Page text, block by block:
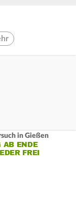
in Gießen
AB ENDE
FREI